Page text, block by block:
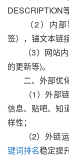
DESCRIPTION
（2）内部
签），锚文本链
（3）网站内
的更新等)。
二、外部优
（1）外部链
信息、贴吧、知
样性；
（2）外链运
键词排名稳定提